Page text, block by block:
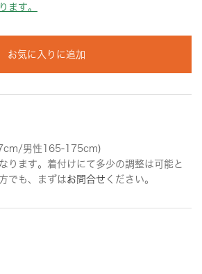
ます。
お気に入りに追加
男性165-175cm)
ります。着付けにて多少の調整は可能と
でも、まずはお問合せ ください。